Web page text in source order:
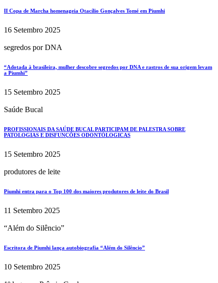
II Copa de Marcha homenageia Otacílio Gonçalves Tomé em Piumhi
16 Setembro 2025
segredos por DNA
“Adotada à brasileira, mulher descobre segredos por DNA e rastros de sua origem levam
a Piumhi”
15 Setembro 2025
Saúde Bucal
PROFISSIONAIS DA SAÚDE BUCAL PARTICIPAM DE PALESTRA SOBRE
PATOLOGIAS E DISFUNÇÕES ODONTÓLOGICAS
15 Setembro 2025
produtores de leite
Piumhi entra para o Top 100 dos maiores produtores de leite do Brasil
11 Setembro 2025
“Além do Silêncio”
Escritora de Piumhi lança autobiografia “Além do Silêncio”
10 Setembro 2025